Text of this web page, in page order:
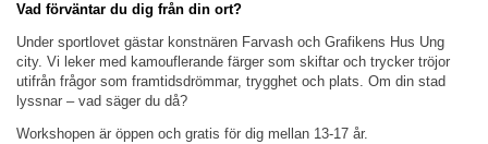
Vad förväntar du dig från din ort?
Under sportlovet gästar konstnären Farvash och Grafikens Hus Ung
city. Vi leker med kamouflerande färger som skiftar och trycker tröjor
utifrån frågor som framtidsdrömmar, trygghet och plats. Om din stad
lyssnar – vad säger du då?
Workshopen är öppen och gratis för dig mellan 13-17 år.